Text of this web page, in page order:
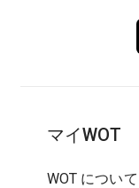
マイWOT
WOT について